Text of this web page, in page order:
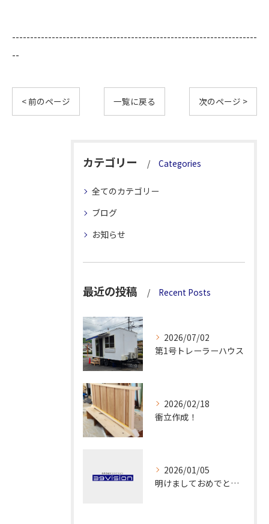
--------------------------------------------------------------------
--
< 前のページ 一覧に戻る 次のページ >
カテゴリー Categories
全てのカテゴリー
ブログ
お知らせ
最近の投稿 Recent Posts
2026/07/02
第1号トレーラーハウス
2026/02/18
衝立作成！
2026/01/05
明けましておめでとうございます！